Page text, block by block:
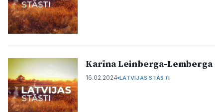
Karīna Leinberga-Lemberga​
16.02.2024 LATVIJAS STĀSTI